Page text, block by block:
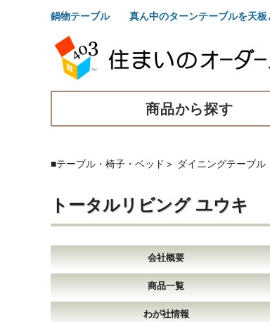
鍋物テーブル 真ん中のターンテーブルを天板
商品から探す
■テーブル・椅子・ベッド ＞ ダイニングテーブル
トータルリビング ユウキ
会社概要
商品一覧
わが社情報